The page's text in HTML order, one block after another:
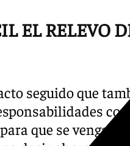
EL RELEVO
seguido que
que se venga